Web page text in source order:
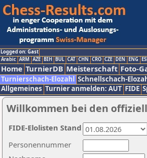
Logged on: Gast
Arabic ARM AZE BIH BUL CAT CHN CRO CZE DEN ENG
Home TurnierDB Meisterschaft Foto-
Turnierschach-Elozahl Schnellschach-
Allgemeines Turnier anmelden: AUT FIDE
Willkommen bei den
Personennummer
FIDE-Elolisten Stand